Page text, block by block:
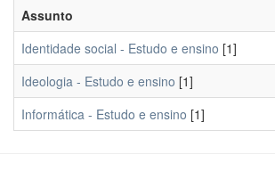
Assunto
Identidade social - Estudo e ensino [1]
Ideologia - Estudo e ensino [1]
Informática - Estudo e ensino [1]